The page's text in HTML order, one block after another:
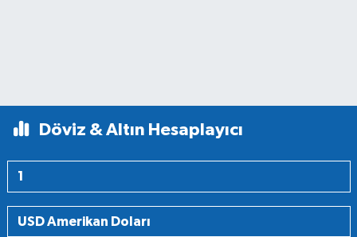
Döviz & Altın Hesaplayıcı